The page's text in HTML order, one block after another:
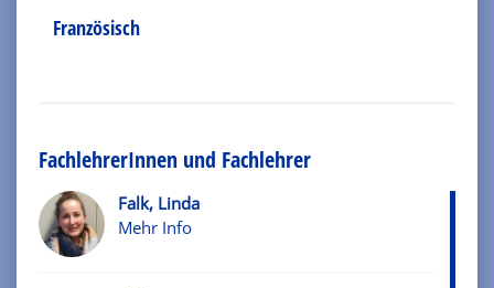
Französisch
FachlehrerInnen und Fachlehrer
Falk, Linda
Mehr Info